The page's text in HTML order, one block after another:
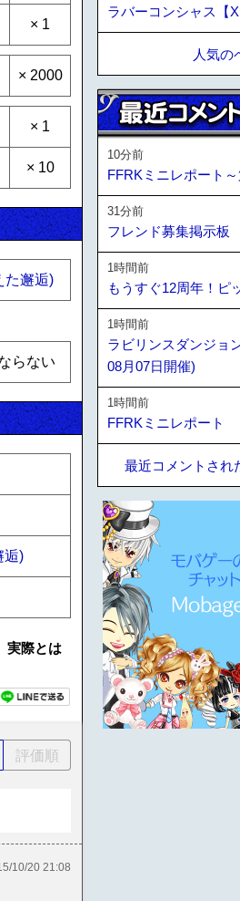
× 1
× 2000
× 1
× 10
た邂逅)
らない
逅)
実際とは
評価順
10/20 21:08
ラバーコンシャス【
人気の
10分前
FFRKミニレポート～
31分前
フレンド募集掲示板
1時間前
もうすぐ12周年！ピ
1時間前
ラビリンスダンジョ
08月07日開催)
1時間前
FFRKミニレポート
最近コメントされ